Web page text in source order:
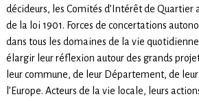
décideurs, les Comités d’Intérêt de Quartier
de la loi 1901. Forces de concertations
dans tous les domaines de la vie
élargir leur réflexion autour des grands
leur commune, de leur Département, de
l’Europe. Acteurs de la vie locale, leurs